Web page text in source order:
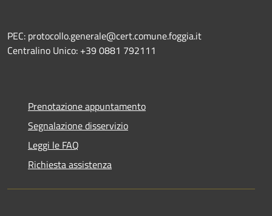
PEC: protocollo.generale@cert.comune.foggia.it
Centralino Unico: +39 0881 792111
Prenotazione appuntamento
Segnalazione disservizio
Leggi le FAQ
Richiesta assistenza